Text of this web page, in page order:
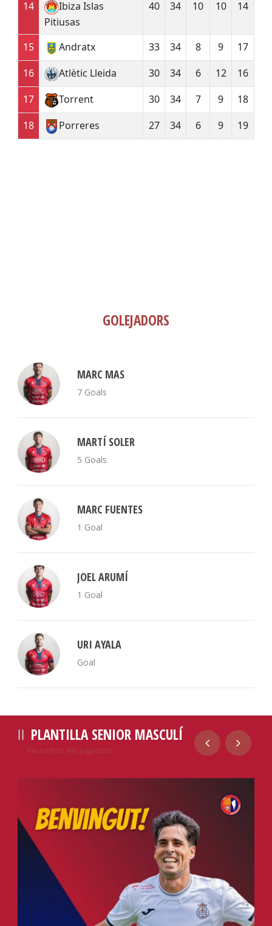
GOLEJADORS
MARC MAS
7 Goals
MARTÍ SOLER
5 Goals
MARC FUENTES
1 Goal
JOEL ARUMÍ
1 Goal
URI AYALA
Goal
PLANTILLA SENIOR MASCULÍ
Veure tots els jugadors